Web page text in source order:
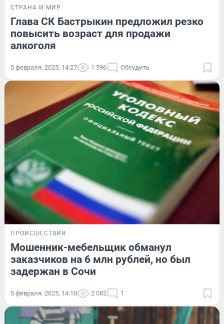
СТРАНА И МИР
Глава СК Бастрыкин предложил резко
повысить возраст для продажи
алкоголя
5 февраля, 2025, 14:27 1 596 Обсудить
ПРОИСШЕСТВИЯ
Мошенник-мебельщик обманул
заказчиков на 6 млн рублей, но был
задержан в Сочи
5 февраля, 2025, 14:10 2 082 1